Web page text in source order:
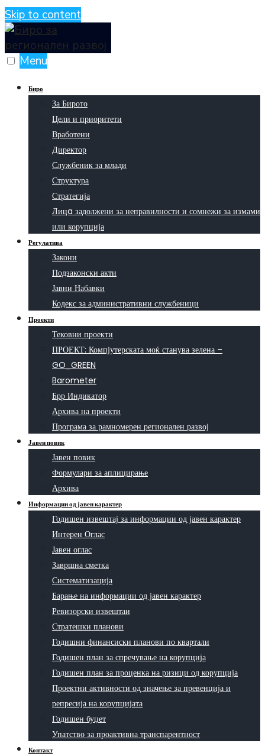
Skip to content
Menu
Биро
За Бирото
Цели и приоритети
Вработени
Директор
Службеник за млади
Структура
Стратегија
Лицa задолжени за неправилности и сомнежи за измами
или корупција
Регулатива
Закони
Подзаконски акти
Јавни Набавки
Кодекс за административни службеници
Проекти
Тековни проекти
ПРОЕКТ: Компјутерската моќ станува зелена –
GO_GREEN
Barometer
Брр Индикатор
Архива на проекти
Програма за рамномерен регионален развој
Јавен повик
Јавен повик
Формулари за аплицирање
Архива
Информации од јавен карактер
Годишен извештај за информации од јавен карактер
Интерен Оглас
Јавен оглас
Завршна сметка
Систематизација
Барање на информации од јавен карактер
Ревизорски извештаи
Стратешки планови
Годишни финансиски планови по квартали
Годишен план за спречување на корупција
Годишен план за проценка на ризици од корупција
Проектни активности од значење за превенција и
репресија на корупцијата
Годишен буџет
Упатство за проактивна транспарентност
Контакт